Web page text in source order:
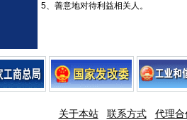
5、善意地对待利益相关人。
关于本站 联系方式 代理合